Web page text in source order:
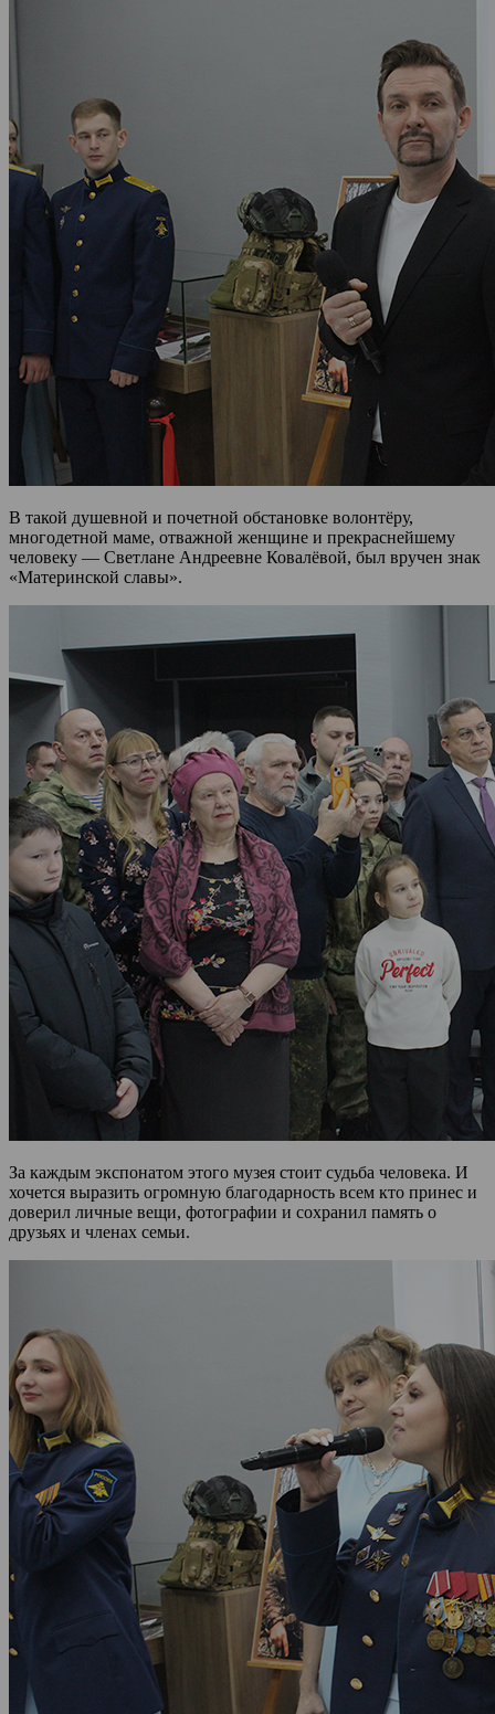
В такой душевной и почетной обстановке волонтёру,
многодетной маме, отважной женщине и прекраснейшему
человеку — Светлане Андреевне Ковалёвой, был вручен знак
«Материнской славы».
За каждым экспонатом этого музея стоит судьба человека. И
хочется выразить огромную благодарность всем кто принес и
доверил личные вещи, фотографии и сохранил память о
друзьях и членах семьи.